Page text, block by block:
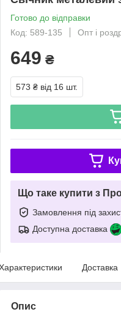
Готово до відправки
Код: 589-135
Опт і
649 ₴
573 ₴ від 16 шт.
Що таке купити з
Замовлення під
Доступна доставка
Доставка
Опис